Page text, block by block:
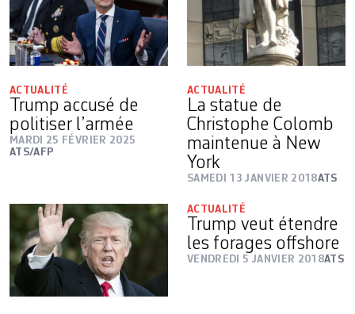
ACTUALITÉ
Trump accusé de
politiser l’armée
MARDI 25 FÉVRIER 2025
ATS/AFP
ACTUALITÉ
La statue de
Christophe Colomb
maintenue à New
York
SAMEDI 13 JANVIER 2018ATS
ACTUALITÉ
Trump veut étendre
les forages offshore
VENDREDI 5 JANVIER 2018ATS